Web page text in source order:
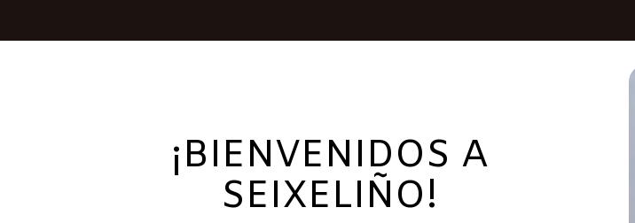
¡BIENVENIDOS A
SEIXELIÑO!